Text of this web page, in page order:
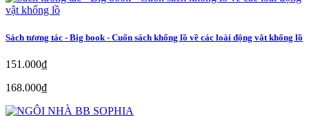
Sách tương tác - Big book - Cuốn sách khổng lồ về các loài động vật khổng lồ
151.000₫
168.000₫